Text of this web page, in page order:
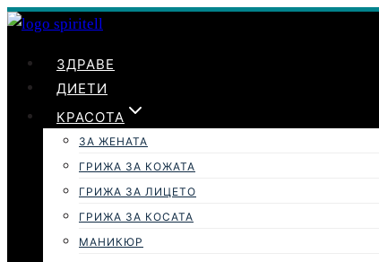
Към
ЗДРАВЕ
ДИЕТИ
КРАСОТА
ЗА ЖЕНАТА
ГРИЖА ЗА КОЖАТА
ГРИЖА ЗА ЛИЦЕТО
ГРИЖА ЗА КОСАТА
МАНИКЮР